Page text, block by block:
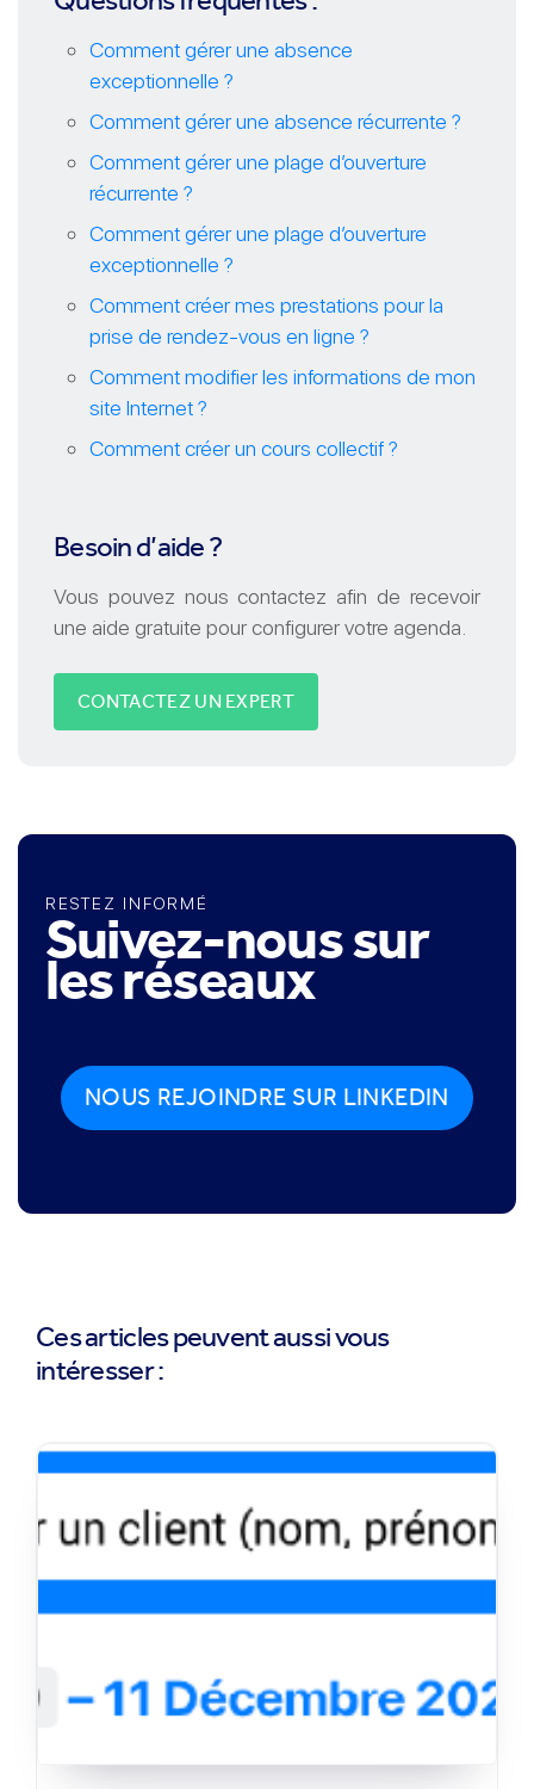
Comment gérer une absence
exceptionnelle ?
Comment gérer une absence récurrente ?
Comment gérer une plage d’ouverture
récurrente ?
Comment gérer une plage d’ouverture
exceptionnelle ?
Comment créer mes prestations pour la
prise de rendez-vous en ligne ?
Comment modifier les informations de mon
site Internet ?
Comment créer un cours collectif ?
Besoin d’aide ?
Vous pouvez nous contactez afin de recevoir
une aide gratuite pour configurer votre agenda.
CONTACTEZ UN EXPERT
RESTEZ INFORMÉ
Suivez-nous sur
les réseaux
NOUS REJOINDRE SUR LINKEDIN
Ces articles peuvent aussi vous
intéresser :